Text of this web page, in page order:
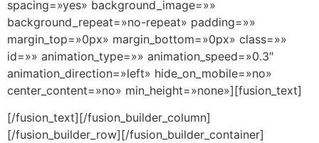
spacing=»yes» background_image=»»
background_repeat=»no-repeat» padding=»»
margin_top=»0px» margin_bottom=»0px» class=»»
id=»» animation_type=»» animation_speed=»0.3″
animation_direction=»left» hide_on_mobile=»no»
center_content=»no» min_height=»none»][fusion_text]
[/fusion_text][/fusion_builder_column]
[/fusion_builder_row][/fusion_builder_container]